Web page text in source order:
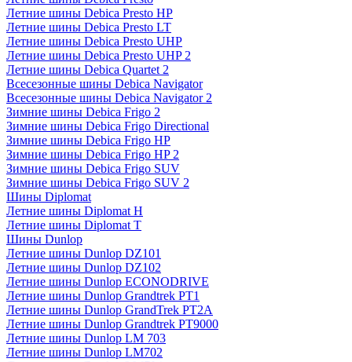
Летние шины Debica Presto HP
Летние шины Debica Presto LT
Летние шины Debica Presto UHP
Летние шины Debica Presto UHP 2
Летние шины Debica Quartet 2
Всесезонные шины Debica Navigator
Всесезонные шины Debica Navigator 2
Зимние шины Debica Frigo 2
Зимние шины Debica Frigo Directional
Зимние шины Debica Frigo HP
Зимние шины Debica Frigo HP 2
Зимние шины Debica Frigo SUV
Зимние шины Debica Frigo SUV 2
Шины Diplomat
Летние шины Diplomat H
Летние шины Diplomat T
Шины Dunlop
Летние шины Dunlop DZ101
Летние шины Dunlop DZ102
Летние шины Dunlop ECONODRIVE
Летние шины Dunlop Grandtrek PT1
Летние шины Dunlop GrandTrek PT2A
Летние шины Dunlop Grandtrek PT9000
Летние шины Dunlop LM 703
Летние шины Dunlop LM702